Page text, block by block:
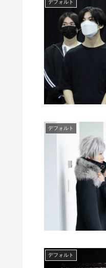
デフォルト
デフォルト
デフォルト